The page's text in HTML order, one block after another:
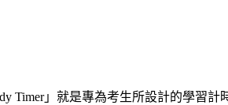
Timer」就是專為考生所設計的學習